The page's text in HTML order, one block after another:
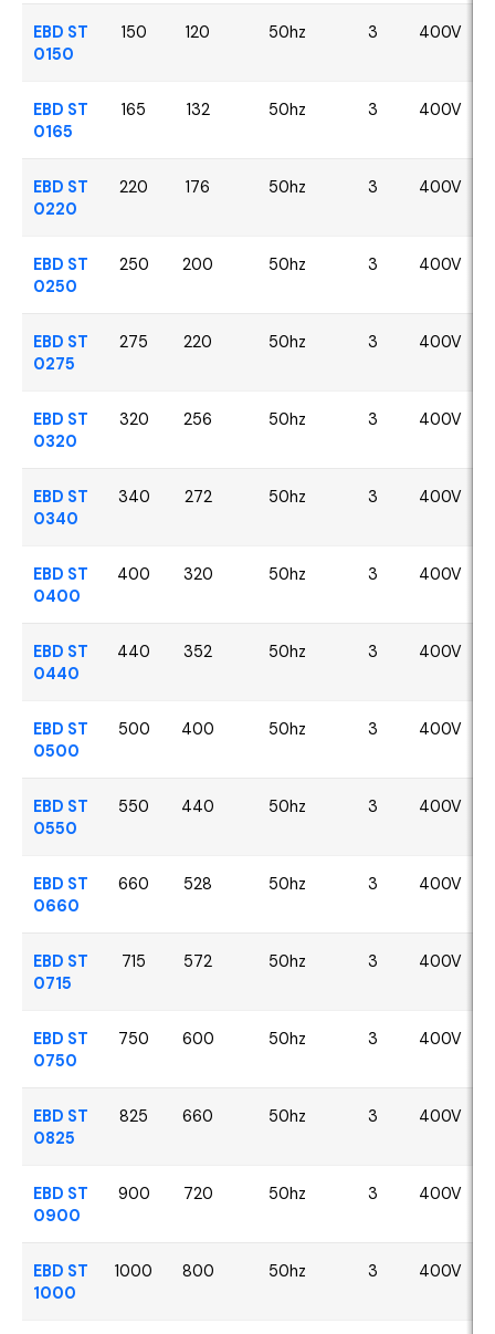
EBD ST
0150
150 120 50hz 3 400V
EBD ST
0165
165 132 50hz 3 400V
EBD ST
0220
220 176 50hz 3 400V
EBD ST
0250
250 200 50hz 3 400V
EBD ST
0275
275 220 50hz 3 400V
EBD ST
0320
320 256 50hz 3 400V
EBD ST
0340
340 272 50hz 3 400V
EBD ST
0400
400 320 50hz 3 400V
EBD ST
0440
440 352 50hz 3 400V
EBD ST
0500
500 400 50hz 3 400V
EBD ST
0550
550 440 50hz 3 400V
EBD ST
0660
660 528 50hz 3 400V
EBD ST
0715
715 572 50hz 3 400V
EBD ST
0750
750 600 50hz 3 400V
EBD ST
0825
825 660 50hz 3 400V
EBD ST
0900
900 720 50hz 3 400V
EBD ST
1000
1000 800 50hz 3 400V